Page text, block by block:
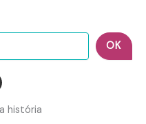
OK
história